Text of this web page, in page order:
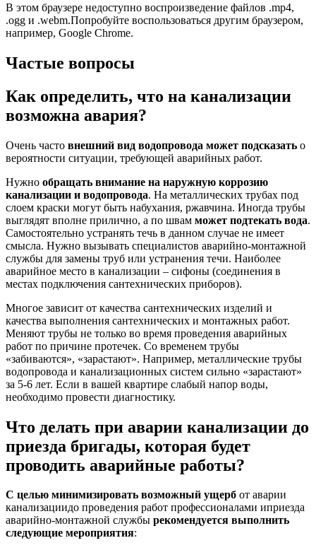
В этом браузере недоступно воспроизведение файлов .mp4,
.ogg и .webm.Попробуйте воспользоваться другим браузером,
например, Google Chrome.
Частые вопросы
Как определить, что на канализации
возможна авария?
Очень часто внешний вид водопровода может подсказать о
вероятности ситуации, требующей аварийных работ.
Нужно обращать внимание на наружную коррозию
канализации и водопровода. На металлических трубах под
слоем краски могут быть набухания, ржавчина. Иногда трубы
выглядят вполне прилично, а по швам может подтекать вода.
Самостоятельно устранять течь в данном случае не имеет
смысла. Нужно вызывать специалистов аварийно-монтажной
службы для замены труб или устранения течи. Наиболее
аварийное место в канализации – сифоны (соединения в
местах подключения сантехнических приборов).
Многое зависит от качества сантехнических изделий и
качества выполнения сантехнических и монтажных работ.
Меняют трубы не только во время проведения аварийных
работ по причине протечек. Со временем трубы
«забиваются», «зарастают». Например, металлические трубы
водопровода и канализационных систем сильно «зарастают»
за 5-6 лет. Если в вашей квартире слабый напор воды,
необходимо провести диагностику.
Что делать при аварии канализации до
приезда бригады, которая будет
проводить аварийные работы?
С целью минимизировать возможный ущерб от аварии
канализациидо проведения работ профессионалами иприезда
аварийно-монтажной службы рекомендуется выполнить
следующие мероприятия: